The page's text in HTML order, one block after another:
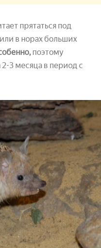
прятаться под
в норах больших
поэтому
2-3 месяца в период с